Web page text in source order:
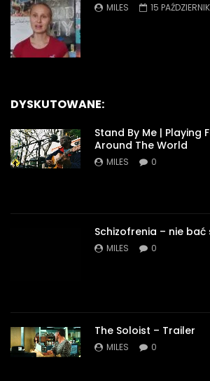
MILES 15
DYSKUTOWANE:
Stand By Me | Playing
Around The World
MILES 0
Schizofrenia – nie bać
MILES 0
The Soloist – Trailer
MILES 0